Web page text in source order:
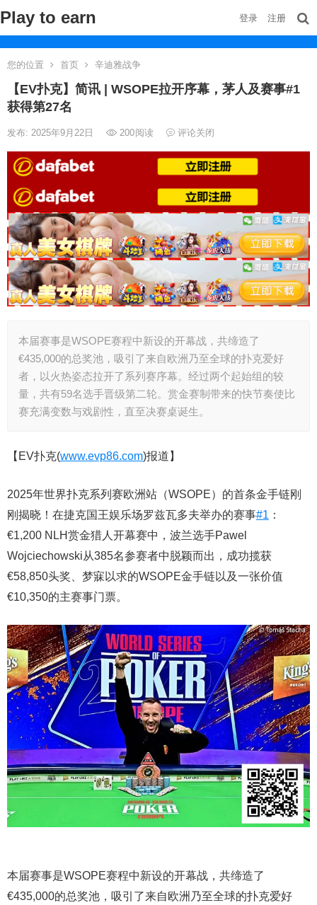
Play to earn 登录 注册
您的位置 首页 辛迪雅战争
【EV扑克】简讯 | WSOPE拉开序幕，茅人及赛事#1
获得第27名
发布: 2025年9月22日 200阅读 评论关闭
本届赛事是WSOPE赛程中新设的开幕战，共缔造了
€435,000的总奖池，吸引了来自欧洲乃至全球的扑克爱好
者，以火热姿态拉开了系列赛序幕。经过两个起始组的较
量，共有59名选手晋级第二轮。赏金赛制带来的快节奏使比
赛充满变数与戏剧性，直至决赛桌诞生。
【EV扑克(www.evp86.com)报道】
2025年世界扑克系列赛欧洲站（WSOPE）的首条金手链刚
刚揭晓！在捷克国王娱乐场罗兹瓦多夫举办的赛事#1 ：
€1,200 NLH赏金猎人开幕赛中，波兰选手Pawel
Wojciechowski从385名参赛者中脱颖而出，成功揽获
€58,850头奖、梦寐以求的WSOPE金手链以及一张价值
€10,350的主赛事门票。
本届赛事是WSOPE赛程中新设的开幕战，共缔造了
€435,000的总奖池，吸引了来自欧洲乃至全球的扑克爱好